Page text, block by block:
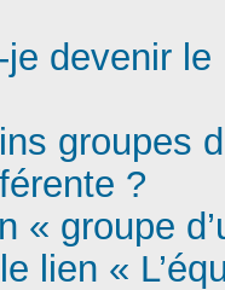
devenir le
groupes
?
« groupe
lien «